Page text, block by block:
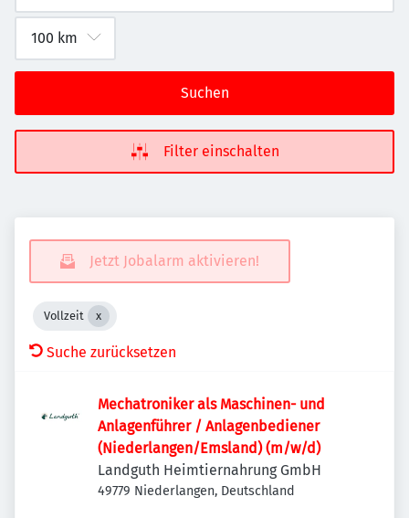
Suchen
Filter einschalten
Jetzt Jobalarm aktivieren!
Vollzeit
Suche zurücksetzen
Mechatroniker als Maschinen- und
Anlagenführer / Anlagenbediener
(Niederlangen/Emsland) (m/w/d)
Landguth Heimtiernahrung GmbH
49779 Niederlangen, Deutschland